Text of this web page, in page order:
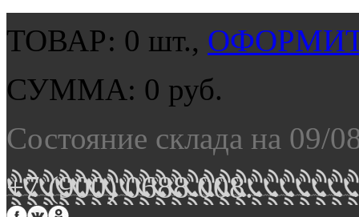
ТОВАР: 0 шт.,
СУММА: 0 руб.
Состояние склада на 09/
+7 (900) 0688 008.